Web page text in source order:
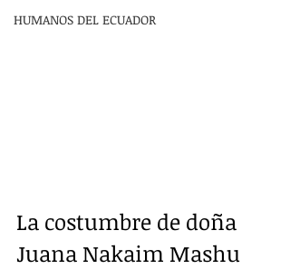
HUMANOS DEL ECUADOR
La costumbre de doña
Juana Nakaim Mashu